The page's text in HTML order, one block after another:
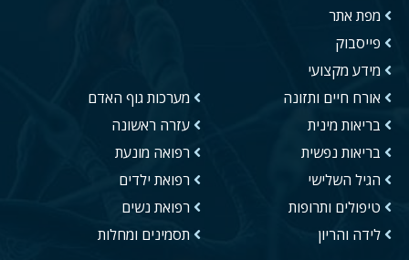
מפת אתר
פייסבוק
מידע מקצועי
אורח חיים ותזונה
בריאות מינית
בריאות נפשית
הגיל השלישי
טיפולים ותרופות
לידה והריון
מערכות גוף האדם
עזרה ראשונה
רפואה מונעת
רפואת ילדים
רפואת נשים
תסמינים ומחלות